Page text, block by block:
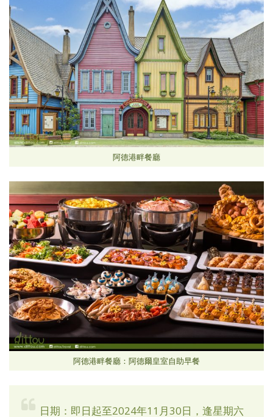
阿德港畔餐廳
阿德港畔餐廳：阿德爾皇室自助早餐
日期：即日起至2024年11月30日，逢星期六